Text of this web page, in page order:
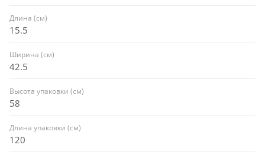
Длина (см)
15.5
Ширина (см)
42.5
Высота упаковки (см)
58
Длина упаковки (см)
120